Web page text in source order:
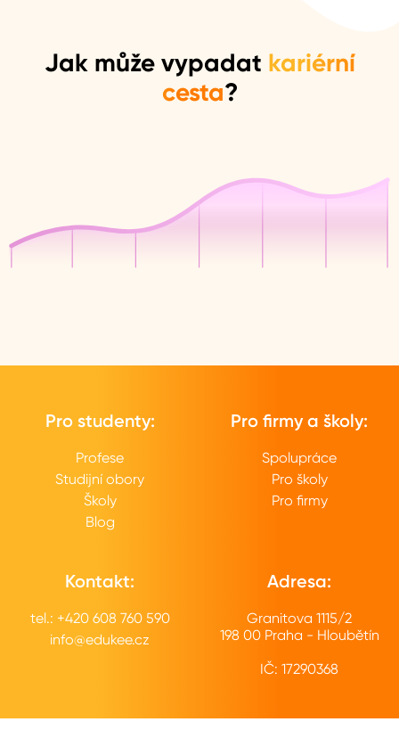
Jak může vypadat kariérní
cesta?
Pro studenty:
Profese
Studijní obory
Školy
Blog
Pro firmy a školy:
Spolupráce
Pro školy
Pro firmy
Kontakt:
tel.: +420 608 760 590
info@edukee.cz
Adresa:
Granitova 1115/2
198 00 Praha - Hloubětín
IČ: 17290368